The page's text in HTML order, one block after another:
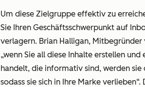
Um diese Zielgruppe effektiv zu
Sie Ihren Geschäftsschwerpunkt auf
verlagern. Brian Halligan,
„wenn Sie all diese Inhalte erstellen
handelt, die informativ sind, werden sie
sodass sie sich in Ihre Marke